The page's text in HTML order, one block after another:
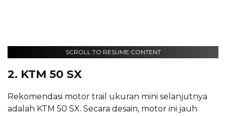
SCROLL TO RESUME CONTENT
2. KTM 50 SX
Rekomendasi motor trail ukuran mini selanjutnya
adalah KTM 50 SX. Secara desain, motor ini jauh